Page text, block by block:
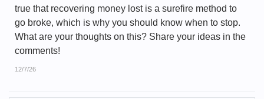
true that recovering money lost is a surefire method to
go broke, which is why you should know when to stop.
What are your thoughts on this? Share your ideas in the
comments!
12/7/26